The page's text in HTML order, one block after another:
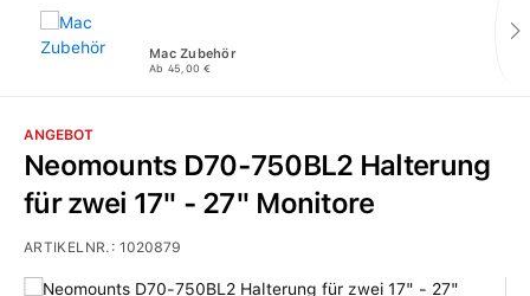
Mac Zubehör
Ab 45,00 €
Bildergalerie überspringen
ANGEBOT
Neomounts D70-750BL2 Halterung
für zwei 17" - 27" Monitore
ARTIKELNR.:1020879